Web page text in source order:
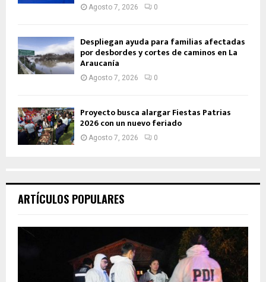
Agosto 7, 2026 0
Despliegan ayuda para familias afectadas
por desbordes y cortes de caminos en La
Araucanía
Agosto 7, 2026 0
Proyecto busca alargar Fiestas Patrias
2026 con un nuevo feriado
Agosto 7, 2026 0
ARTÍCULOS POPULARES